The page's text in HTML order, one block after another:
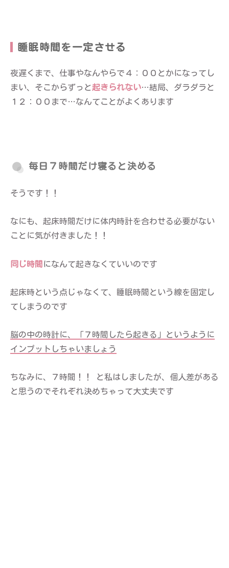
睡眠時間を一定させる
夜遅くまで、仕事やなんやらで４：００とかになってし
まい、そこからずっと起きられない…結局、ダラダラと
１２：００まで…なんてことがよくあります
毎日７時間だけ寝ると決める
そうです！！
なにも、起床時間だけに体内時計を合わせる必要がない
ことに気が付きました！！
同じ時間 になんて起きなくていいのです
起床時という点じゃなくて、睡眠時間という線を固定し
てしまうのです
脳の中の時計に、「７時間したら起きる」というように
インプットしちゃいましょう
ちなみに、７時間！！ と私はしましたが、個人差がある
と思うのでそれぞれ決めちゃって大丈夫です